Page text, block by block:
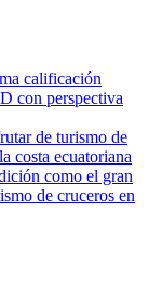
calificación
con perspectiva
de turismo de
costa ecuatoriana
como el gran
de cruceros en